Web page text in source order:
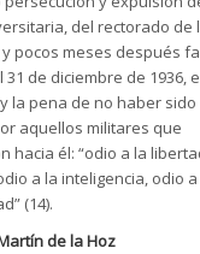
del rectorado de
pocos meses después
31 de diciembre de 1936,
la pena de no haber sido
aquellos militares que
hacia él: “odio a la
a la inteligencia, odio
(14).
de la Hoz